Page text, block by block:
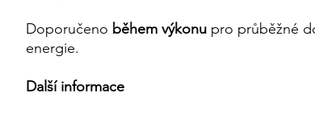
Doporučeno během výkonu pro průběžné
energie.
Další informace